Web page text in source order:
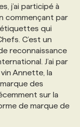
j’ai participé à
commençant par
étiquettes qui
C’est un
reconnaissance
J’ai par
Annette, la
des
sur la
de marque de